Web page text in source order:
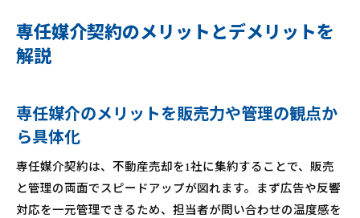
専任媒介契約のメリットとデメリットを
解説
専任媒介のメリットを販売力や管理の観点か
ら具体化
専任媒介契約は、不動産売却を1社に集約することで、販売
と管理の両面でスピードアップが図れます。まず広告や反響
対応を一元管理できるため、担当者が問い合わせの温度感を